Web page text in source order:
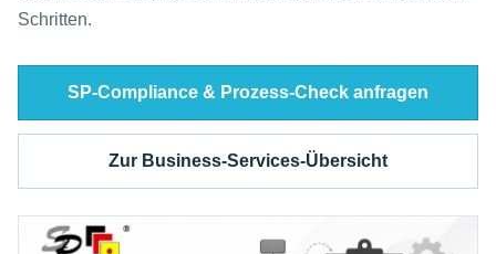
Schritten.
SP-Compliance & Prozess-Check anfragen
Zur Business-Services-Übersicht